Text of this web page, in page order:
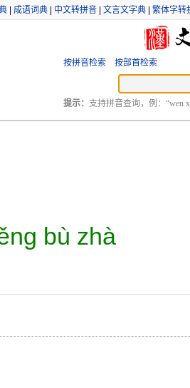
成语词典 中文转拼音 文言文字典 繁体字转
按拼音检索 按部首检索
提示： 支持拼音查询，例：“wen
bù zhà